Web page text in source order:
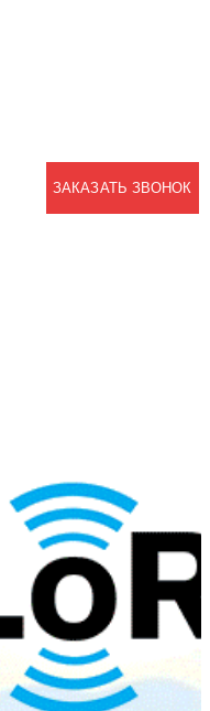
ЗАКАЗАТЬ ЗВОНОК